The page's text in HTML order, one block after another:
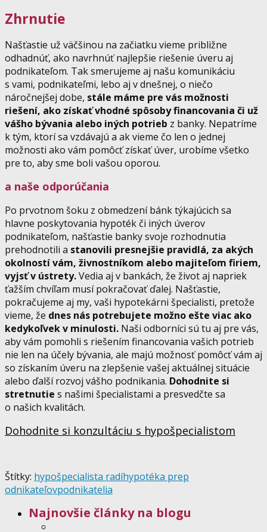
Zhrnutie
Našťastie už väčšinou na začiatku vieme približne
odhadnúť, ako navrhnúť najlepšie riešenie úveru aj
podnikateľom. Tak smerujeme aj našu komunikáciu
s vami, podnikateľmi, lebo aj v dnešnej, o niečo
náročnejšej dobe, stále máme pre vás možnosti
riešení, ako získať vhodné spôsoby financovania či už
vášho bývania alebo iných potrieb z banky. Nepatríme
k tým, ktorí sa vzdávajú a ak vieme čo len o jednej
možnosti ako vám pomôcť získať úver, urobíme všetko
pre to, aby sme boli vašou oporou.
a naše odporúčania
Po prvotnom šoku z obmedzení bánk týkajúcich sa
hlavne poskytovania hypoték či iných úverov
podnikateľom, našťastie banky svoje rozhodnutia
prehodnotili a stanovili presnejšie pravidlá, za akých
okolností vám, živnostníkom alebo majiteľom firiem,
vyjsť v ústrety.Vedia aj v bankách, že život aj napriek
ťažším chvíľam musí pokračovať ďalej. Našťastie,
pokračujeme aj my, vaši hypotekárni špecialisti, pretože
vieme, že dnes nás potrebujete možno ešte viac ako
kedykoľvek v minulosti. Naši odborníci sú tu aj pre vás,
aby vám pomohli s riešením financovania vašich potrieb
nie len na účely bývania, ale majú možnosť pomôcť vám aj
so získaním úveru na zlepšenie vašej aktuálnej situácie
alebo ďalší rozvoj vášho podnikania. Dohodnite si
stretnutie s našimi špecialistami a presvedčte sa
o našich kvalitách.
Dohodnite si konzultáciu s hypošpecialistom
Štítky: hypošpecialista radíhypotéka prep
odnikateľovpodnikatelia
Najnovšie články na blogu